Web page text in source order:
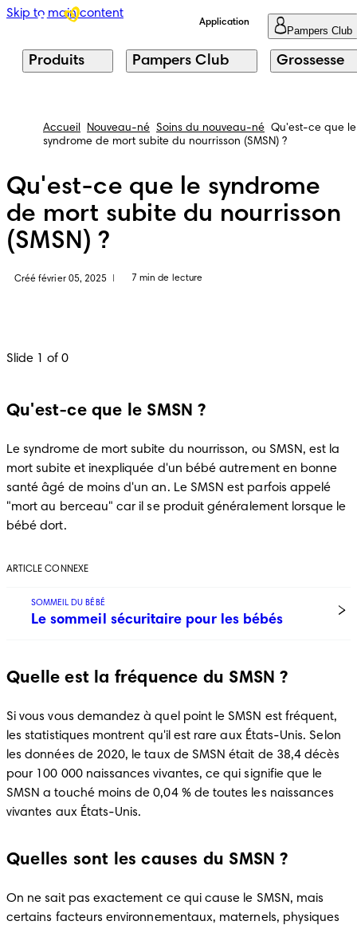
Skip to main content
Application
Pampers Club
Produits Pampers Club Grossesse
Accueil Nouveau-né Soins du nouveau-né Qu'est-ce que le
syndrome de mort subite du nourrisson (SMSN) ?
Qu'est-ce que le syndrome
de mort subite du nourrisson
(SMSN) ?
Créé février 05, 2025 7 min de lecture
Slide 1 of 0
Qu'est-ce que le SMSN ?
Le syndrome de mort subite du nourrisson, ou SMSN, est la
mort subite et inexpliquée d'un bébé autrement en bonne
santé âgé de moins d'un an. Le SMSN est parfois appelé
"mort au berceau" car il se produit généralement lorsque le
bébé dort.
ARTICLE CONNEXE
SOMMEIL DU BÉBÉ
Le sommeil sécuritaire pour les bébés
Quelle est la fréquence du SMSN ?
Si vous vous demandez à quel point le SMSN est fréquent,
les statistiques montrent qu'il est rare aux États-Unis. Selon
les données de 2020, le taux de SMSN était de 38,4 décès
pour 100 000 naissances vivantes, ce qui signifie que le
SMSN a touché moins de 0,04 % de toutes les naissances
vivantes aux États-Unis.
Quelles sont les causes du SMSN ?
On ne sait pas exactement ce qui cause le SMSN, mais
certains facteurs environnementaux, maternels, physiques